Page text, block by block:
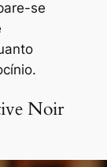
se
Noir